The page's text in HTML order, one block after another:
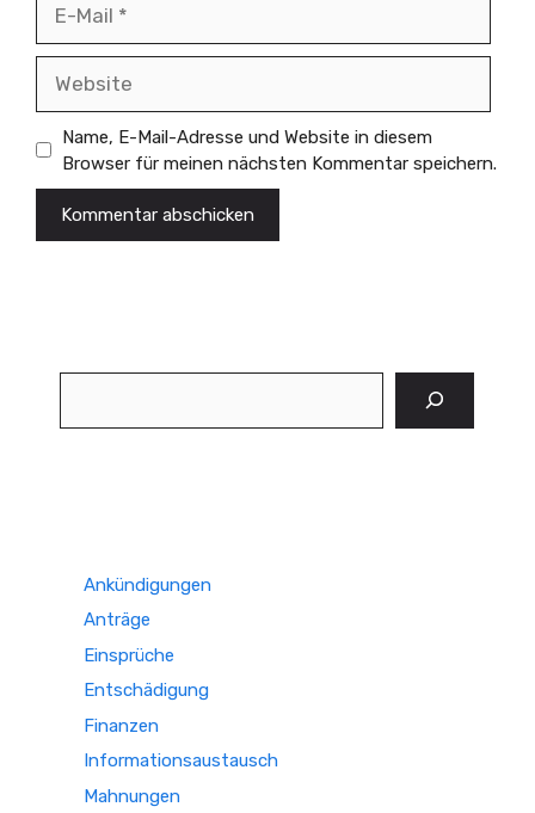
Mail
Name, E-Mail-Adresse und Website in diesem
Browser für meinen nächsten Kommentar speichern.
Ankündigungen
Anträge
Einsprüche
Entschädigung
Finanzen
Informationsaustausch
Mahnungen